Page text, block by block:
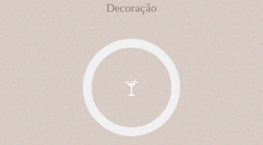
Decoração